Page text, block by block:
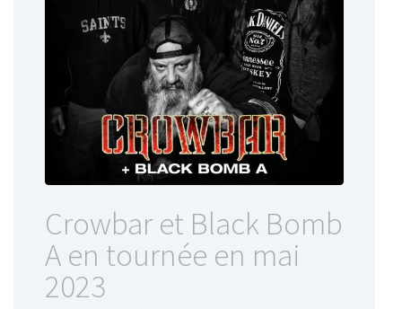
Crowbar et Black Bomb
A en tournée en mai
2023